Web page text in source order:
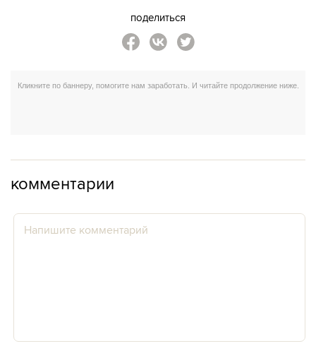
поделиться
комментарии